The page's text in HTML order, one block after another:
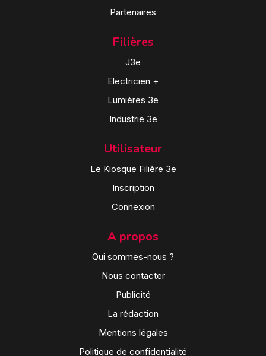
Partenaires
Filières
J3e
Electricien +
Lumières 3e
Industrie 3e
Utilisateur
Le Kiosque Filière 3e
Inscription
Connexion
A propos
Qui sommes-nous ?
Nous contacter
Publicité
La rédaction
Mentions légales
Politique de confidentialité